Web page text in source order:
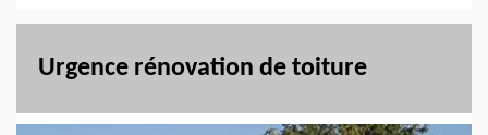
Urgence rénovation de toiture